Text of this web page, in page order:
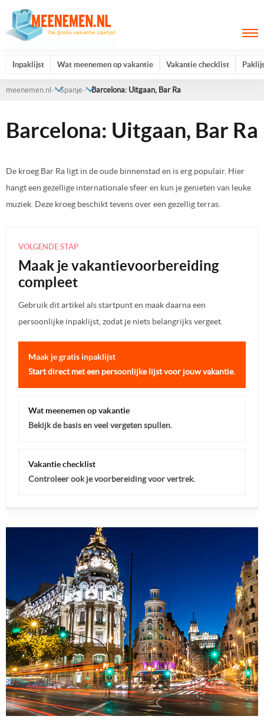
Inpaklijst Wat meenemen op vakantie Vakantie checklist
meenemen.nl Spanje Barcelona: Uitgaan, Bar Ra
Barcelona: Uitgaan, Bar Ra
De kroeg Bar Ra ligt in de oude binnenstad en is erg populair. Hier
hangt een gezellige internationale sfeer en kun je genieten van leuke
muziek. Deze kroeg beschikt tevens over een gezellig terras.
VOLGENDE STAP
Maak je vakantievoorbereiding
compleet
Gebruik dit artikel als startpunt en maak daarna een
persoonlijke inpaklijst, zodat je niets belangrijks vergeet.
Maak je gratis inpaklijst
Start direct met een persoonlijke lijst voor jouw vakantie.
Wat meenemen op vakantie
Bekijk de basis en veel vergeten spullen.
Vakantie checklist
Controleer ook je voorbereiding voor vertrek.